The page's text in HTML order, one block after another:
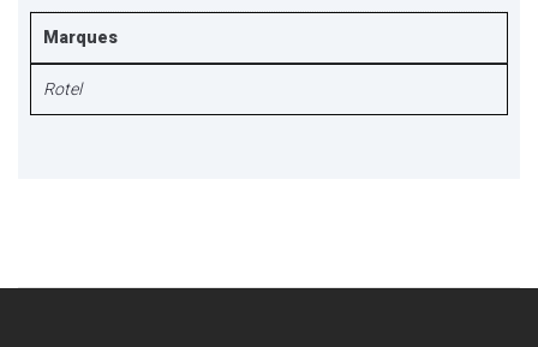
Marques
Rotel